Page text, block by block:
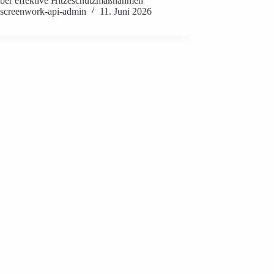
screenwork-api-admin
11. Juni 2026